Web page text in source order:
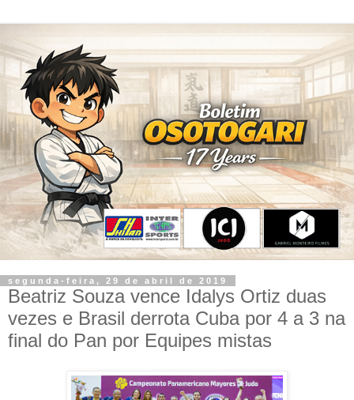
segunda-feira, 29 de abril de 2019
Beatriz Souza vence Idalys Ortiz duas
vezes e Brasil derrota Cuba por 4 a 3 na
final do Pan por Equipes mistas